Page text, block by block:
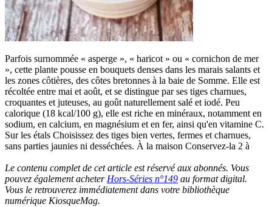
Parfois surnommée « asperge », « haricot » ou « cornichon de mer
», cette plante pousse en bouquets denses dans les marais salants et
les zones côtières, des côtes bretonnes à la baie de Somme. Elle est
récoltée entre mai et août, et se distingue par ses tiges charnues,
croquantes et juteuses, au goût naturellement salé et iodé. Peu
calorique (18 kcal/100 g), elle est riche en minéraux, notamment en
sodium, en calcium, en magnésium et en fer, ainsi qu'en vitamine C.
Sur les étals Choisissez des tiges bien vertes, fermes et charnues,
sans parties jaunies ni desséchées. À la maison Conservez-la 2 à
Le contenu complet de cet article est réservé aux abonnés. Vous
pouvez également acheterHors-Séries n°149 au format digital.
Vous le retrouverez immédiatement dans votre bibliothèque
numérique KiosqueMag.